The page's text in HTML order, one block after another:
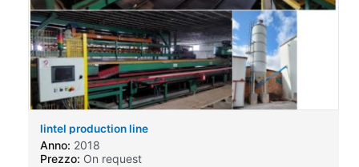
lintel production line
Anno: 2018
Prezzo: On request